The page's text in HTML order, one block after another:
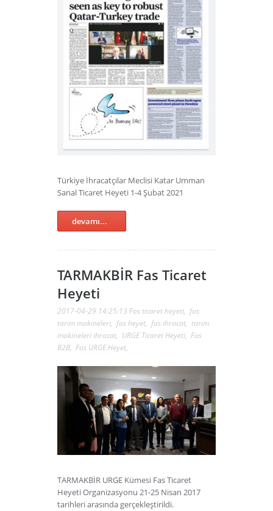
Türkiye İhracatçılar Meclisi Katar Umman
Sanal Ticaret Heyeti 1-4 Şubat 2021
devamı...
TARMAKBİR Fas Ticaret
Heyeti
2017-04-29 14:25:13 Fas ticaret heyeti, fas
tarım makineleri, fas heyet, fas ihracat, tarım
makineleri ihracat, URGE Ticaret Heyeti, Fas
B2B, Fas URGE Heyet,
TARMAKBİR URGE Kümesi Fas Ticaret
Heyeti Organizasyonu 21-25 Nisan 2017
tarihleri arasında gerçekleştirildi.